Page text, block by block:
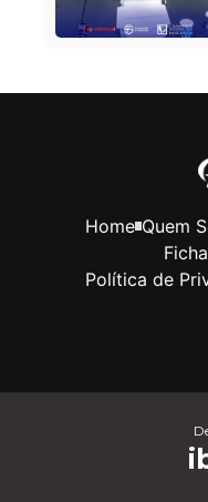
Home Quem
Política de